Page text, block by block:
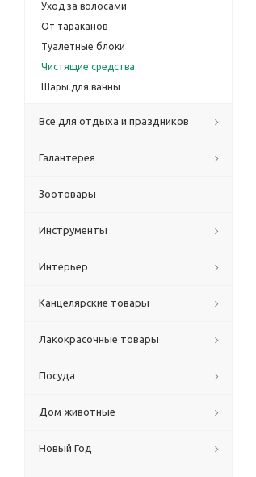
Уход за волосами
От тараканов
Туалетные блоки
Чистящие средства
Шары для ванны
Все для отдыха и праздников
Галантерея
Зоотовары
Инструменты
Интерьер
Канцелярские товары
Лакокрасочные товары
Посуда
Дом животные
Новый Год